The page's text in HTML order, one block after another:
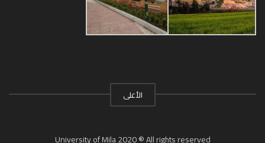
الأعلى
University of Mila 2020 ® All rights reserved